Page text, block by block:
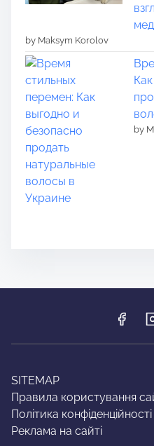
by Maksym Korolov
by
SITEMAP
Правила користування
Політика конфіденційності
Реклама на сайті